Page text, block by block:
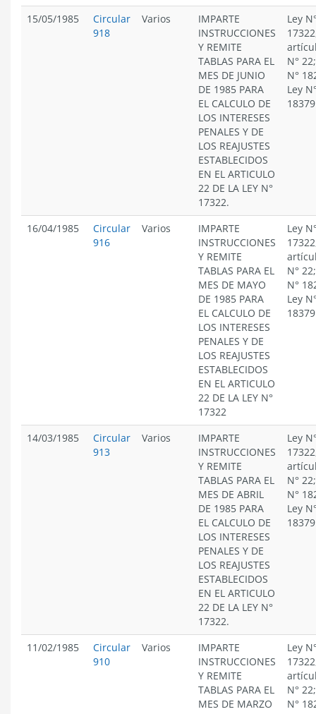
15/05/1985
Circular
918
Varios
IMPARTE
INSTRUCCIONES
Y REMITE
TABLAS PARA EL
MES DE JUNIO
DE 1985 PARA
EL CALCULO DE
LOS INTERESES
PENALES Y DE
LOS REAJUSTES
ESTABLECIDOS
EN EL ARTICULO
22 DE LA LEY N°
17322.
Ley
N°
N°
Ley
18379
16/04/1985
Circular
916
Varios
IMPARTE
INSTRUCCIONES
Y REMITE
TABLAS PARA EL
MES DE MAYO
DE 1985 PARA
EL CALCULO DE
LOS INTERESES
PENALES Y DE
LOS REAJUSTES
ESTABLECIDOS
EN EL ARTICULO
22 DE LA LEY N°
17322
Ley
N°
N°
Ley
18379
14/03/1985
Circular
913
Varios
IMPARTE
INSTRUCCIONES
Y REMITE
TABLAS PARA EL
MES DE ABRIL
DE 1985 PARA
EL CALCULO DE
LOS INTERESES
PENALES Y DE
LOS REAJUSTES
ESTABLECIDOS
EN EL ARTICULO
22 DE LA LEY N°
17322.
Ley
N°
N°
Ley
18379
11/02/1985
Circular
910
Varios
IMPARTE
INSTRUCCIONES
Y REMITE
TABLAS PARA EL
MES DE MARZO
Ley
N°
N°